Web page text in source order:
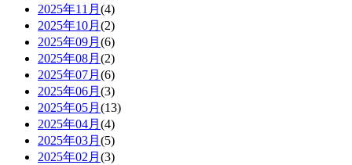
2025年11月 (4)
2025年10月 (2)
2025年09月 (6)
2025年08月 (2)
2025年07月 (6)
2025年06月 (3)
2025年05月 (13)
2025年04月 (4)
2025年03月 (5)
2025年02月 (3)